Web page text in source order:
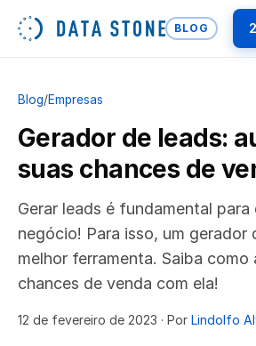
BLOG
Blog/Empresas
Gerador de leads:
suas chances de
Gerar leads é fundamental para
negócio! Para isso, um gerador
melhor ferramenta. Saiba como
chances de venda com ela!
12 de fevereiro de 2023 · Por Lindolfo